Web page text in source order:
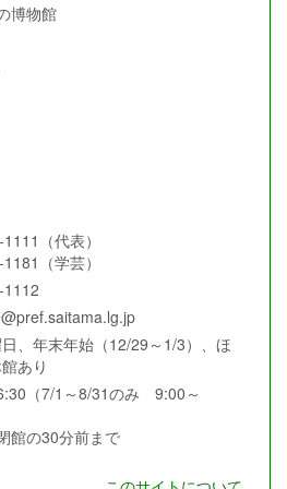
博物館
（代表）
（学芸）
、年末年始（12/29～1/3）、ほ
あり
（7/1～8/31のみ 9:00～
館の30分前まで